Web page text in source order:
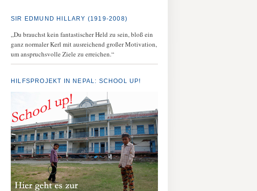
SIR EDMUND HILLARY (1919-2008)
„Du brauchst kein fantastischer Held zu sein, bloß ein
ganz normaler Kerl mit ausreichend großer Motivation,
um anspruchsvolle Ziele zu erreichen.“
HILFSPROJEKT IN NEPAL: SCHOOL UP!